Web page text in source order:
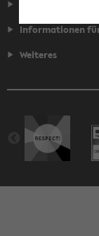
Informationen
Weiteres